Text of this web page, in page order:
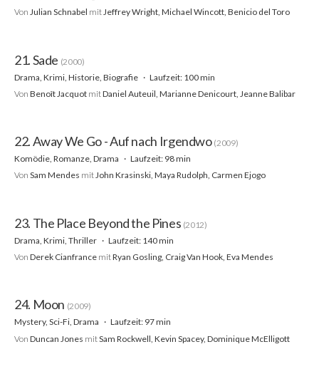
Von Julian Schnabel mitJeffrey Wright, Michael Wincott, Benicio del Toro
21. Sade (2000)
Drama, Krimi, Historie, Biografie
Laufzeit: 100 min
Von Benoît Jacquot mitDaniel Auteuil, Marianne Denicourt, Jeanne Balibar
22. Away We Go - Auf nach Irgendwo (2009)
Komödie, Romanze, Drama
Laufzeit: 98 min
Von Sam Mendes mitJohn Krasinski, Maya Rudolph, Carmen Ejogo
23. The Place Beyond the Pines (2012)
Drama, Krimi, Thriller
Laufzeit: 140 min
Von Derek Cianfrance mitRyan Gosling, Craig Van Hook, Eva Mendes
24. Moon (2009)
Mystery, Sci-Fi, Drama
Laufzeit: 97 min
Von Duncan Jones mitSam Rockwell, Kevin Spacey, Dominique McElligott